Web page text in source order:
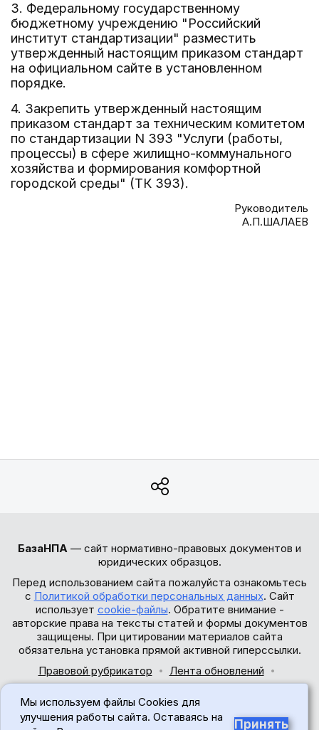
3. Федеральному государственному
бюджетному учреждению "Российский
институт стандартизации" разместить
утвержденный настоящим приказом стандарт
на официальном сайте в установленном
порядке.
4. Закрепить утвержденный настоящим
приказом стандарт за техническим комитетом
по стандартизации N 393 "Услуги (работы,
процессы) в сфере жилищно-коммунального
хозяйства и формирования комфортной
городской среды" (ТК 393).
Руководитель
А.П.ШАЛАЕВ
БазаНПА — сайт нормативно-правовых документов и
юридических образцов.
Перед использованием сайта пожалуйста ознакомьтесь
с Политикой обработки персональных данных. Сайт
использует cookie-файлы. Обратите внимание -
авторские права на тексты статей и формы документов
защищены. При цитировании материалов сайта
обязательна установка прямой активной гиперссылки.
Правовой рубрикатор
Лента обновлений
© 2017-2026
Мы используем файлы Cookies для
улучшения работы сайта. Оставаясь на
Принять